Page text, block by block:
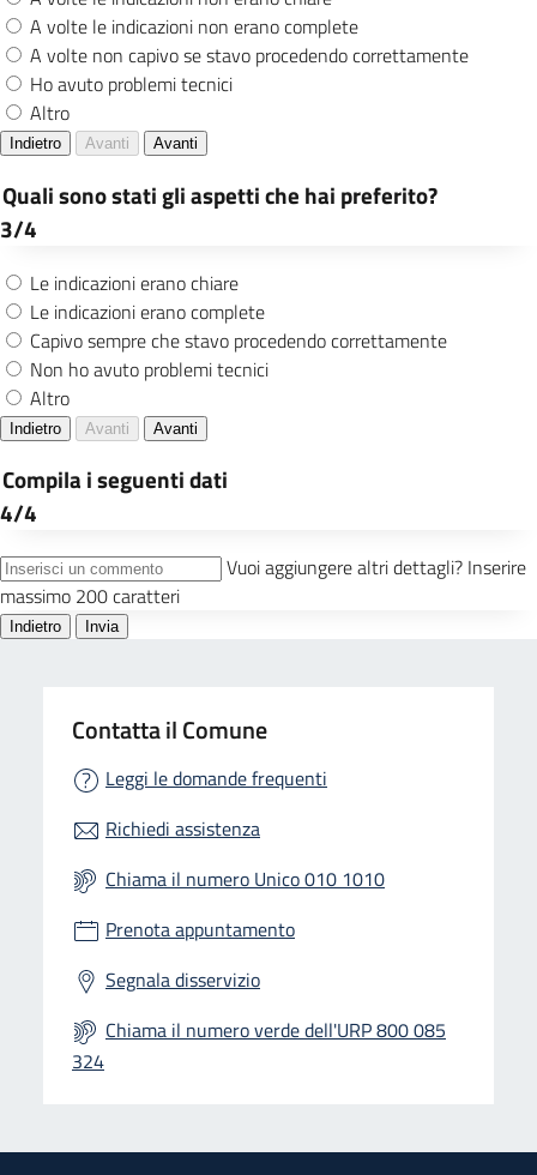
Contatta il Comune
Leggi le domande frequenti
Richiedi assistenza
Chiama il numero Unico 010 1010
Prenota appuntamento
Segnala disservizio
Chiama il numero verde dell'URP 800 085
324